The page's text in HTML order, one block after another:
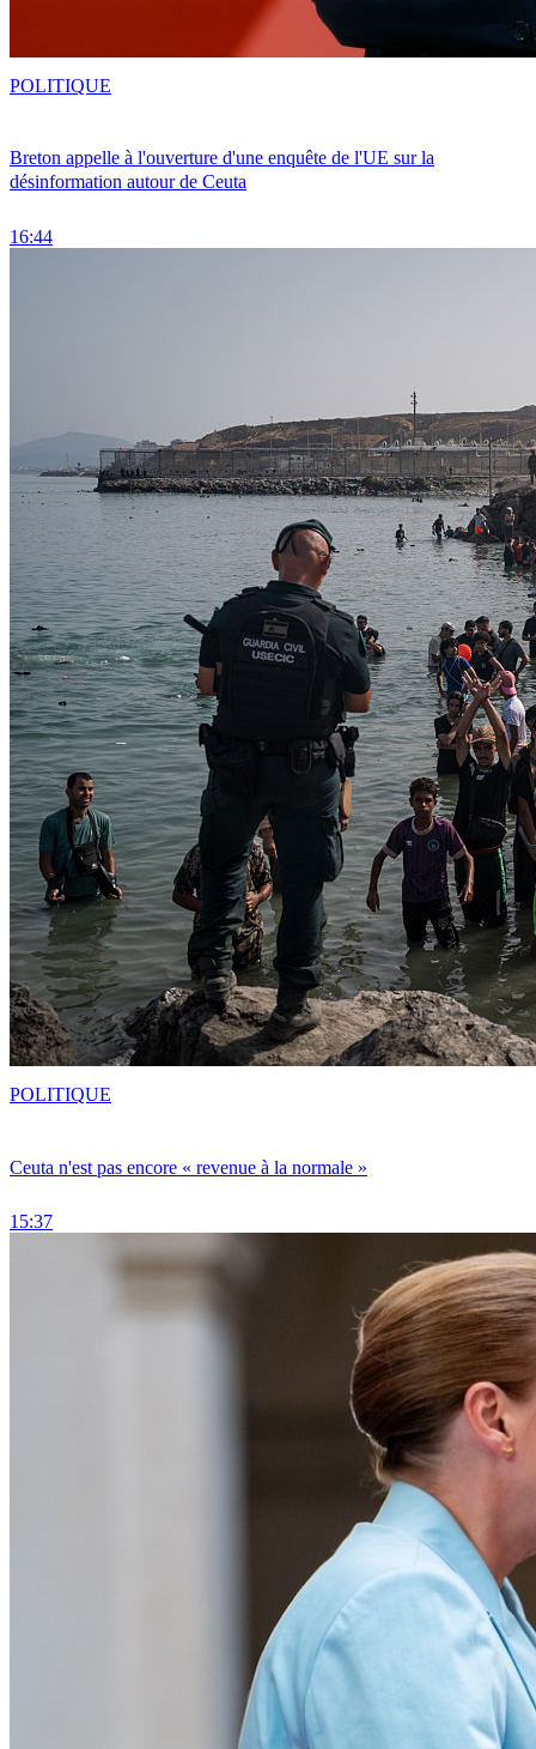
Breton appelle à l'ouverture d'une enquête de l'UE sur la
désinformation autour de Ceuta
16:44
POLITIQUE
Ceuta n'est pas encore « revenue à la normale »
15:37
POLITIQUE